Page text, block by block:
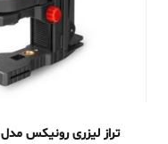
تراز لیزری رونیکس مدل RH-9502